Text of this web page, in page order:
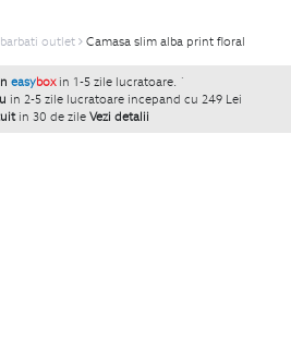
outlet Camasa slim alba print floral
easybox in 1-5 zile lucratoare. `
in 2-5 zile lucratoare incepand cu 249 Lei
in 30 de zile Vezi detalii